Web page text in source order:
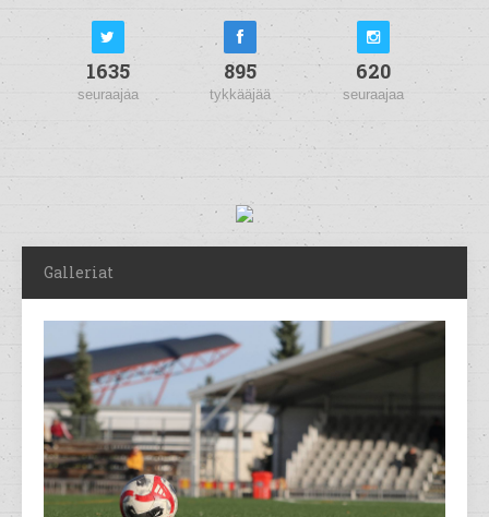
1635
seuraajaa
895
tykkääjää
620
seuraajaa
Galleriat